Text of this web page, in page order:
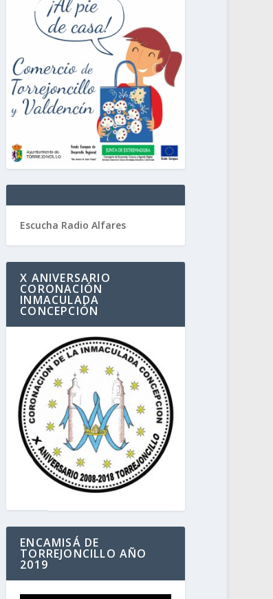
Escucha Radio Alfares
X ANIVERSARIO
CORONACIÓN
INMACULADA
CONCEPCIÓN
ENCAMISÁ DE
TORREJONCILLO AÑO
2019